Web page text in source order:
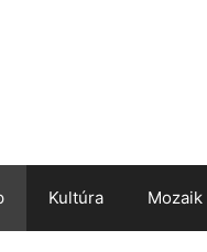
Kultúra Mozaik